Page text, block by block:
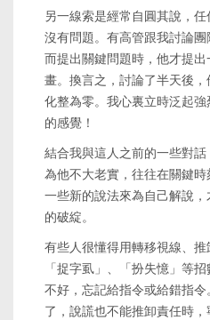
另一線索是經常自圓其說，
沒有問題。有高管跟我討論
而提出關鍵問題時，他才提
畫。換言之，討論了半天後
化整為零。我心裏立時泛起強
的感覺！
結合我與這人之前的一些對
為他不大老實，往往在關鍵
一些新的說法來為自己解說
的破綻。
有些人很懂得用轉移視線、推
「捉字虱」、「扮失憶」等
不好，忘記給指令或給錯指
了，說謊也不能推卸責任時